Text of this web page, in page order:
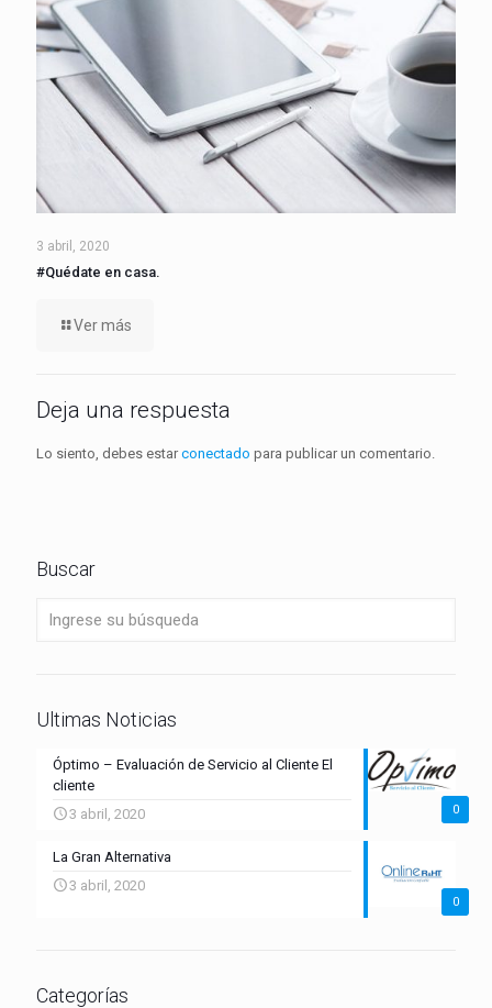
3 abril, 2020
#Quédate en casa.
Ver más
Deja una respuesta
Lo siento, debes estarconectado para publicar un comentario.
Buscar
Ultimas Noticias
0
Óptimo – Evaluación de Servicio al Cliente El
cliente
3 abril, 2020
0
La Gran Alternativa
3 abril, 2020
Categorías